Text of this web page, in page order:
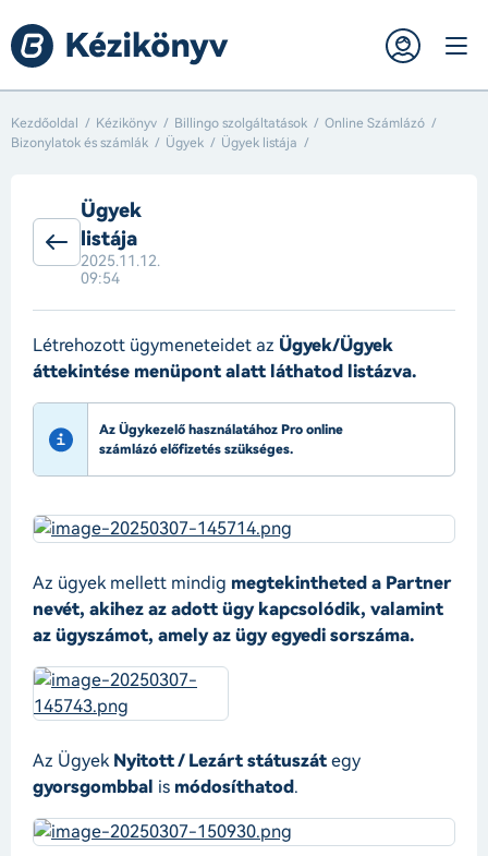
Kezdőoldal Kézikönyv Billingo szolgáltatások
Online Számlázó
Bizonylatok és számlák
Ügyek Ügyek listája
Ügyek
listája
2025.11.12.
09:54
Létrehozott ügymeneteidet az Ügyek/Ügyek
áttekintése menüpont alatt láthatod listázva.
Az Ügykezelő használatához Pro online
számlázó előfizetés szükséges.
Az ügyek mellett mindig megtekintheted a Partner
nevét, akihez az adott ügy kapcsolódik, valamint
az ügyszámot, amely az ügy egyedi sorszáma.
Az Ügyek Nyitott / Lezárt státuszát egy
gyorsgombbal is módosíthatod.